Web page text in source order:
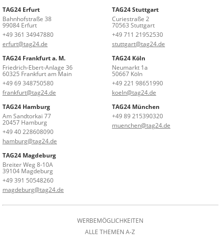
TAG24 Erfurt
Bahnhofstraße 38
99084 Erfurt
+49 361 34947880
erfurt@tag24.de
TAG24 Stuttgart
Curiestraße 2
70563 Stuttgart
+49 711 21952530
stuttgart@tag24.de
TAG24 Frankfurt a. M.
Friedrich-Ebert-Anlage 36
60325 Frankfurt am Main
+49 69 348750580
frankfurt@tag24.de
TAG24 Köln
Neumarkt 1a
50667 Köln
+49 221 98651990
koeln@tag24.de
TAG24 Hamburg
Am Sandtorkai 77
20457 Hamburg
+49 40 228608090
hamburg@tag24.de
TAG24 München
+49 89 215390320
muenchen@tag24.de
TAG24 Magdeburg
Breiter Weg 8-10A
39104 Magdeburg
+49 391 50548260
magdeburg@tag24.de
WERBEMÖGLICHKEITEN
ALLE THEMEN A-Z